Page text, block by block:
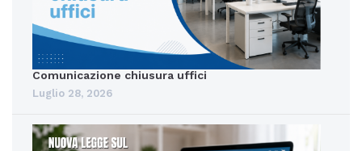
Comunicazione chiusura uffici
Luglio 28, 2026